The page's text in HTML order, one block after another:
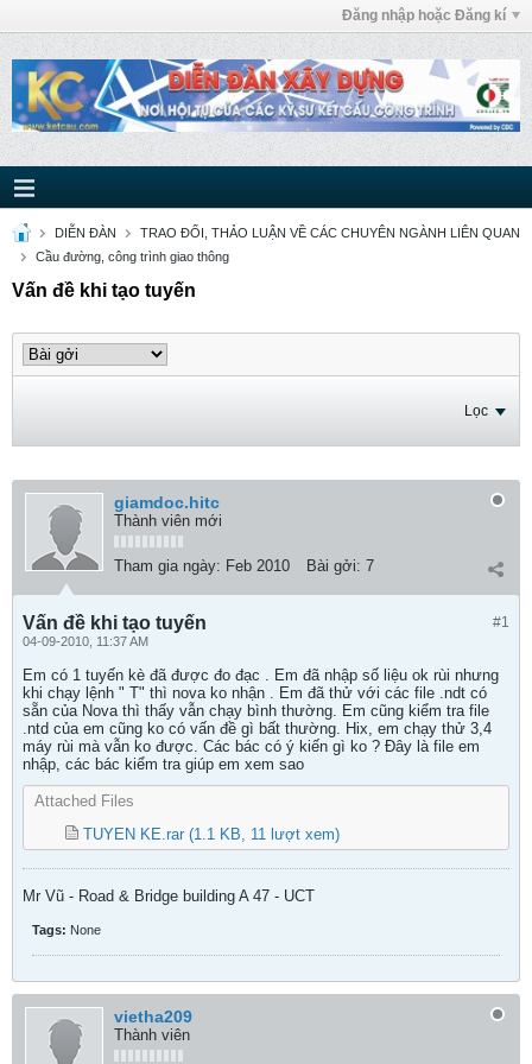
Đăng nhập hoặc Đăng kí
DIỄN ĐÀN
TRAO ĐỔI, THẢO LUẬN VỀ CÁC CHUYÊN NGÀNH LIÊN QUAN
Cầu đường, công trình giao thông
Vấn đề khi tạo tuyến
Lọc
giamdoc.hitc
Thành viên mới
Tham gia ngày: Feb 2010 Bài gởi: 7
#1
Vấn đề khi tạo tuyến
04-09-2010, 11:37 AM
Em có 1 tuyến kè đã được đo đạc . Em đã nhập số liệu ok rùi nhưng
khi chạy lệnh " T" thì nova ko nhận . Em đã thử với các file .ndt có
sẵn của Nova thì thấy vẫn chạy bình thường. Em cũng kiểm tra file
.ntd của em cũng ko có vấn đề gì bất thường. Hix, em chạy thử 3,4
máy rùi mà vẫn ko được. Các bác có ý kiến gì ko ? Đây là file em
nhập, các bác kiểm tra giúp em xem sao
Attached Files
TUYEN KE.rar (1.1 KB, 11 lượt xem)
Mr Vũ - Road & Bridge building A 47 - UCT
Tags: None
vietha209
Thành viên